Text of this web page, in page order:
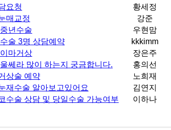
요청 황세정
매교정 강준
년수술 우현맘
술 3명 상담예약 kkkimm
마거상 장은주
쎄라 많이 하는지 궁금합니다. 홍의선
상술 예약 노희재
재수술 알아보고있어요 김연지
수술 상담 및 당일수술 가능여부 이하나